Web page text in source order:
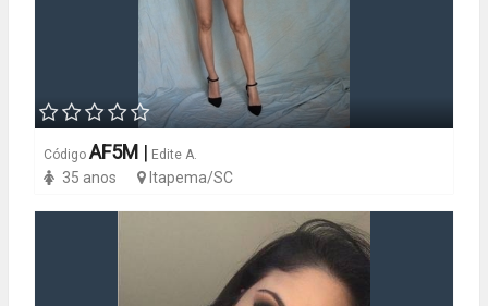
Código AF5M | Edite A.
35 anos Itapema/SC